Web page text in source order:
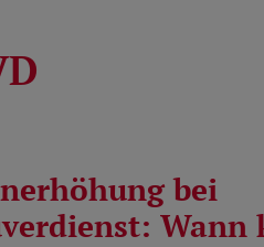
bei
Wann